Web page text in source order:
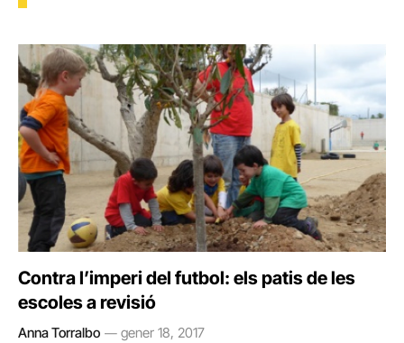
Contra l’imperi del futbol: els patis de les
escoles a revisió
Anna Torralbo gener 18, 2017